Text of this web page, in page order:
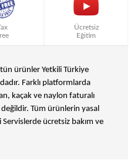
Ücretsiz
Eğitim
ürünler Yetkili Türkiye
Farklı platformlarda
kaçak ve naylon faturalı
Tüm ürünlerin yasal
ücretsiz bakım ve